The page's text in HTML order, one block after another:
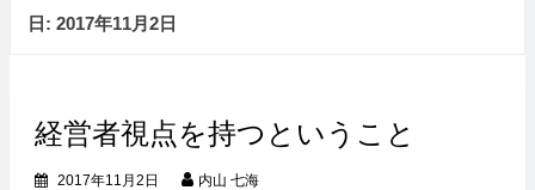
日: 2017年11月2日
経営者視点を持つということ
2017年11月2日 内山 七海